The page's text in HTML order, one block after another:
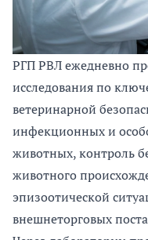
РГП РВЛ ежедневно
исследования по
ветеринарной
инфекционных и
животных, контроль
животного
эпизоотической
внешнеторговых